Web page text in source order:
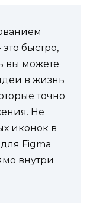
быстро,
вы можете
в жизнь
точно
Не
иконок в
Figma
внутри